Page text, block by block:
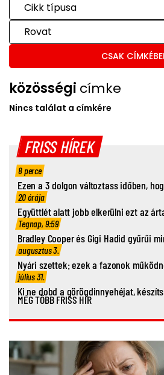
Cikk típusa
Rovat
CSAK
közösségi címke
Nincs találat a címkére
FRISS HÍREK
8 perce
Ezen a 3 dolgon változtass időben,
20 órája
Együttlét alatt jobb elkerülni ezt az
Tegnap, 9:59
Bradley Cooper és Gigi Hadid gyűrűi
augusztus 3.
Nyári szettek: ezek a fazonok
július 31.
Ki ne dobd a görögdinnyehéjat,
MÉG TÖBB FRISS HÍR